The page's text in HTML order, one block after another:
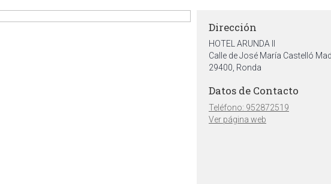
Dirección
HOTEL ARUNDA II
Calle de José María Castelló
29400, Ronda
Datos de Contacto
Teléfono: 952872519
Ver página web